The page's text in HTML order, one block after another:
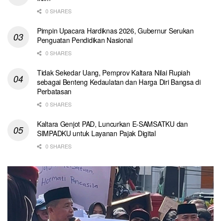
0 SHARES
Pimpin Upacara Hardiknas 2026, Gubernur Serukan
Penguatan Pendidikan Nasional
0 SHARES
Tidak Sekedar Uang, Pemprov Kaltara Nilai Rupiah
sebagai Benteng Kedaulatan dan Harga Diri Bangsa di
Perbatasan
0 SHARES
Kaltara Genjot PAD, Luncurkan E-SAMSATKU dan
SIMPADKU untuk Layanan Pajak Digital
0 SHARES